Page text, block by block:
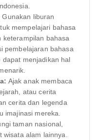
Gunakan liburan
mempelajari bahasa
keterampilan bahasa
pembelajaran bahasa
menjadikan hal
Ajak anak membaca
atau cerita
cerita dan legenda
imajinasi mereka.
taman nasional,
alam lainnya.